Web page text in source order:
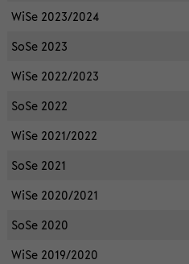
WiSe 2023/2024
SoSe 2023
WiSe 2022/2023
SoSe 2022
WiSe 2021/2022
SoSe 2021
WiSe 2020/2021
SoSe 2020
WiSe 2019/2020